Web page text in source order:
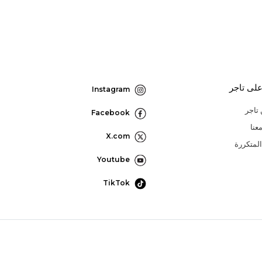
تاجر Instagram
Facebook
X.com
Youtube
TikTok